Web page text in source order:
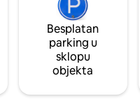
Besplatan
parking u
sklopu
objekta